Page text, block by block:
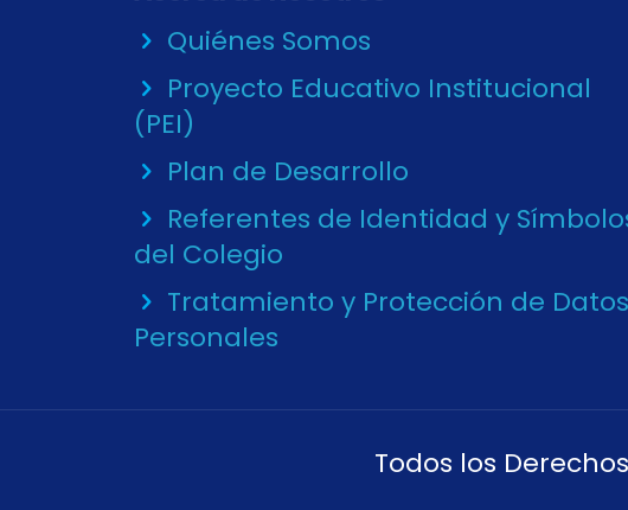
Quiénes Somos
Proyecto Educativo Institucional
(PEI)
Plan de Desarrollo
Referentes de Identidad y
del Colegio
Tratamiento y Protección de Datos
Personales
Todos los